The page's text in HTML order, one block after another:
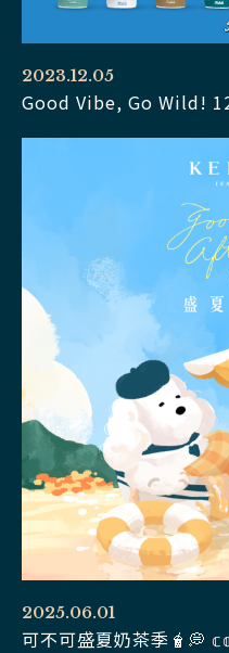
2023.12.05
Good Vibe, Go Wild!
2025.06.01
可不可盛夏奶茶季🧋💭